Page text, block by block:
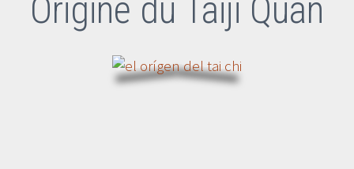
Origine du Taiji Quan